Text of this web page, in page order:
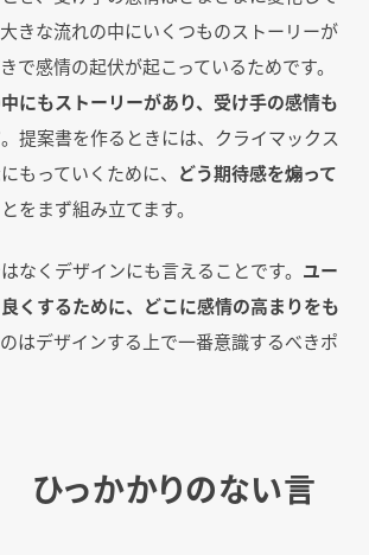
きな流れの中にいくつものストーリーが
で感情の起伏が起こっているためです。
にもストーリーがあり、受け手の感情も
。提案書を作るときには、クライマックス
もっていくために、 どう期待感を煽って
をまず組み立てます。
なくデザインにも言えることです。 ユー
くするために、どこに感情の高まりをも
はデザインする上で一番意識するべきポ
ひっかかりのない言